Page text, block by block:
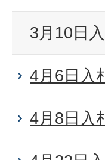
3月10日
4月6日入
4月8日入